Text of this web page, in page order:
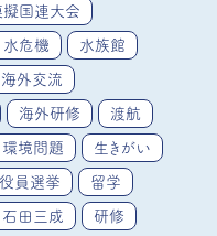
擬国連大会
水危機 水族館
海外交流
海外研修 渡航
環境問題 生きがい
員選挙 留学
石田三成 研修